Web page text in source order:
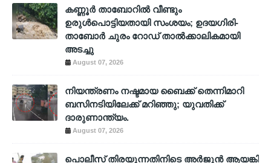
കണ്ണൂർ താബോറിൽ വീണ്ടും
ഉരുൾപൊട്ടിയതായി സംശയം; ഉദയഗിരി-
താബോർ ചുരം റോഡ് താൽക്കാലികമായി
അടച്ചു
August 07, 2026
നിയന്ത്രണം നഷ്ടമായ ബൈക്ക് തെന്നിമാറി
ബസിനടിയിലേക്ക് മറിഞ്ഞു; യുവതിക്ക്
ദാരുണാന്ത്യം.
August 07, 2026
പൊലീസ് തിരയുന്നതിനിടെ അര്‍ജുന്‍ ആയങ്കി